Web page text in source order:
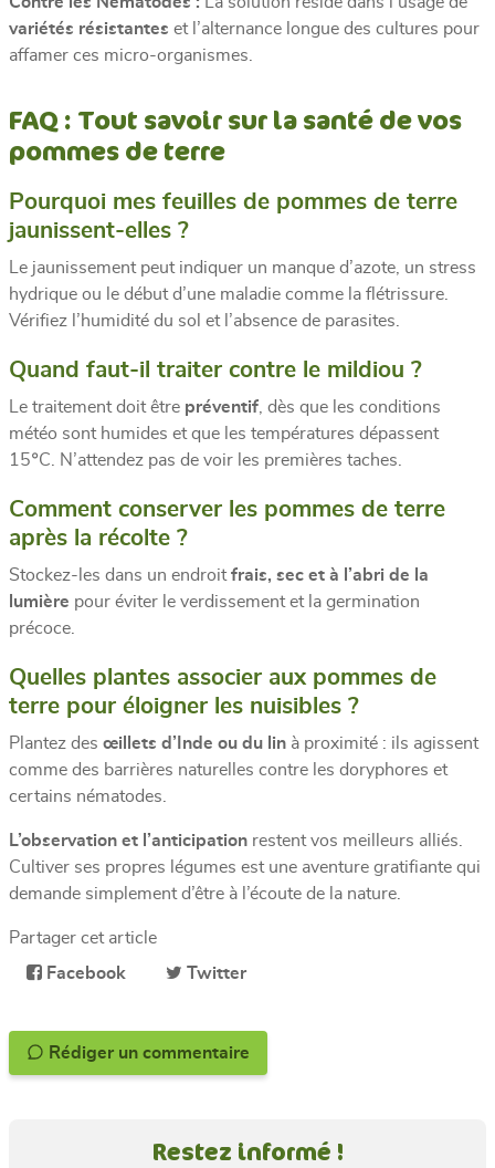
variétés résistantes et l’alternance longue des cultures pour
affamer ces micro-organismes.
FAQ : Tout savoir sur la santé de vos
pommes de terre
Pourquoi mes feuilles de pommes de terre
jaunissent-elles ?
Le jaunissement peut indiquer un manque d’azote, un stress
hydrique ou le début d’une maladie comme la flétrissure.
Vérifiez l’humidité du sol et l’absence de parasites.
Quand faut-il traiter contre le mildiou ?
Le traitement doit être préventif , dès que les conditions
météo sont humides et que les températures dépassent
15°C. N’attendez pas de voir les premières taches.
Comment conserver les pommes de terre
après la récolte ?
Stockez-les dans un endroit frais, sec et à l’abri de la
lumière pour éviter le verdissement et la germination
précoce.
Quelles plantes associer aux pommes de
terre pour éloigner les nuisibles ?
Plantez des œillets d’Inde ou du lin à proximité : ils agissent
comme des barrières naturelles contre les doryphores et
certains nématodes.
L’observation et l’anticipation restent vos meilleurs alliés.
Cultiver ses propres légumes est une aventure gratifiante qui
demande simplement d’être à l’écoute de la nature.
Partager cet article
Facebook
Twitter
Rédiger un commentaire
Restez informé !